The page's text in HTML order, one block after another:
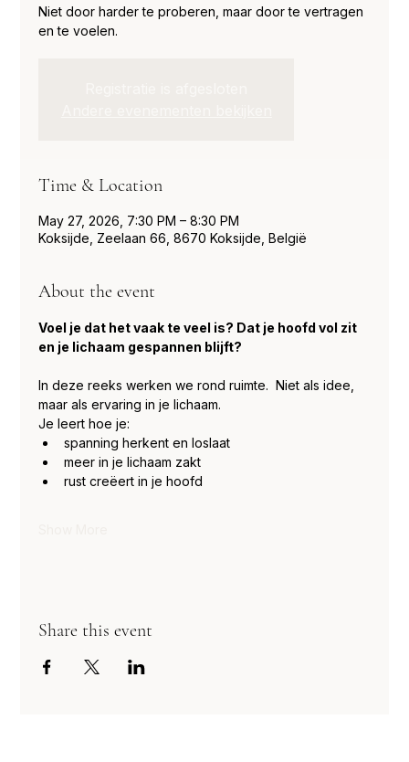
Niet door harder te proberen, maar door te vertragen
en te voelen.
Time & Location
May 27, 2026, 7:30 PM – 8:30 PM
Koksijde, Zeelaan 66, 8670 Koksijde, België
About the event
Voel je dat het vaak te veel is? Dat je hoofd vol zit
en je lichaam gespannen blijft?
In deze reeks werken we rond ruimte.  Niet als idee,
maar als ervaring in je lichaam.
Je leert hoe je:
spanning herkent en loslaat
meer in je lichaam zakt
rust creëert in je hoofd
Share this event